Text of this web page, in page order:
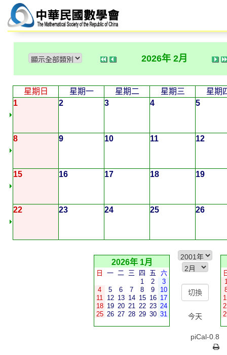
2026年 2月
星期日 星期一 星期二 星期三
星期
1
2 3 4 5
8 9 10 11 12
15 16 17 18 19
22 23 24 25 26
2026年 1月
日 一 二 三 四 五
六
1
2
3
4
5 6 7 8 9
10
11 12 13 14 15 16 17
18 19 20 21 22 23 24
25 26 27 28 29 30 31 今天
piCal-0.8